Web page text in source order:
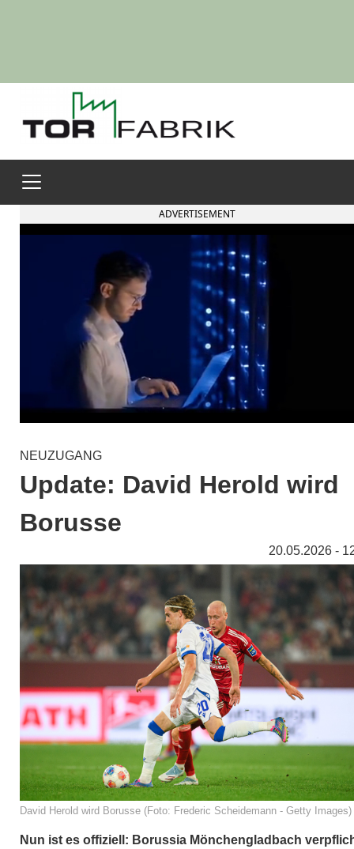
ADVERTISEMENT
NEUZUGANG
Update: David Herold wird
Borusse
20.05.2026 -
David Herold wird Borusse (Foto: Frederic Scheidemann - Getty Images)
Nun ist es offiziell: Borussia Mönchengladbach